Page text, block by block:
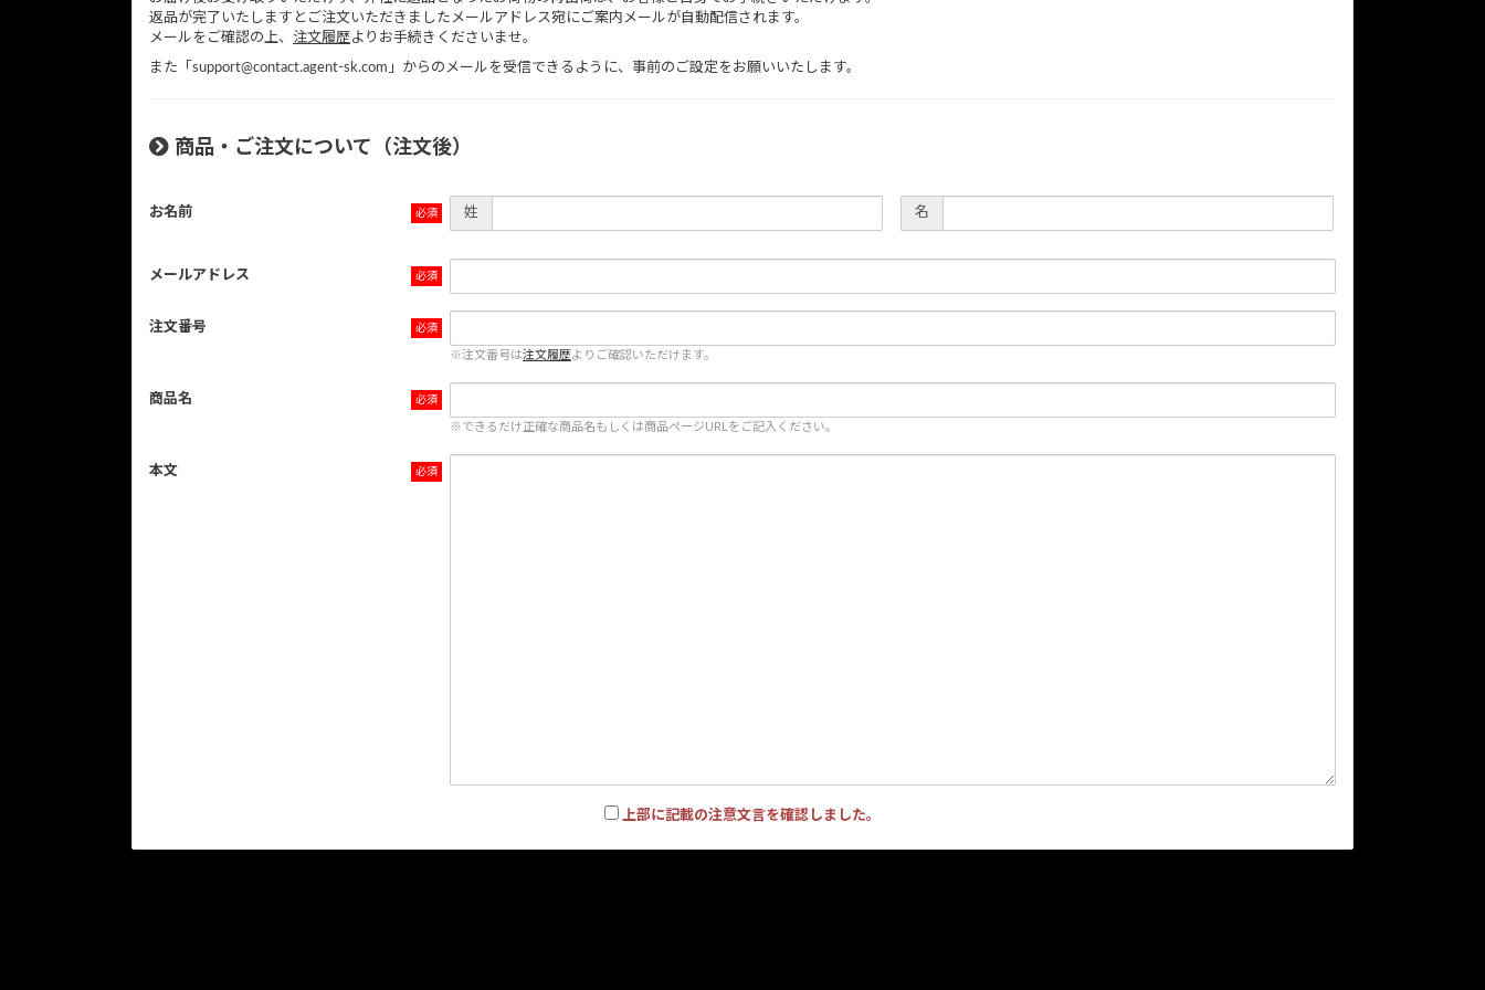
返品が完了いたしますとご注文いただきましたメールアドレス宛にご案内メールが自動配信されます。
メールをご確認の上、 注文履歴よりお手続きくださいませ。
また「support@contact.agent-sk.com」からのメールを受信できるように、事前のご設定をお願いいたします。
商品・ご注文について（注文後）
お名前 姓 名
メールアドレス
注文番号
※注文番号は注文履歴よりご確認いただけます。
商品名
※できるだけ正確な商品名もしくは商品ページURLをご記入ください。
本文
上部に記載の注意文言を確認しました。